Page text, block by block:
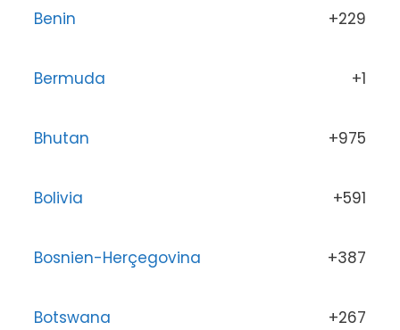
Benin +229
Bermuda +1
Bhutan +975
Bolivia +591
Bosnien-Herçegovina +387
Botswana +267